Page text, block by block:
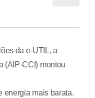
da e-UTIL, a
(AIP-CCI) montou
energia mais barata.